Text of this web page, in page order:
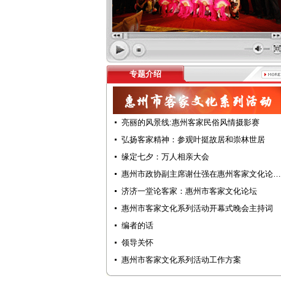
专题介绍
亮丽的风景线:惠州客家民俗风情摄影赛
弘扬客家精神：参观叶挺故居和崇林世居
缘定七夕：万人相亲大会
惠州市政协副主席谢仕强在惠州客家文化论…
济济一堂论客家：惠州市客家文化论坛
惠州市客家文化系列活动开幕式晚会主持词
编者的话
领导关怀
惠州市客家文化系列活动工作方案